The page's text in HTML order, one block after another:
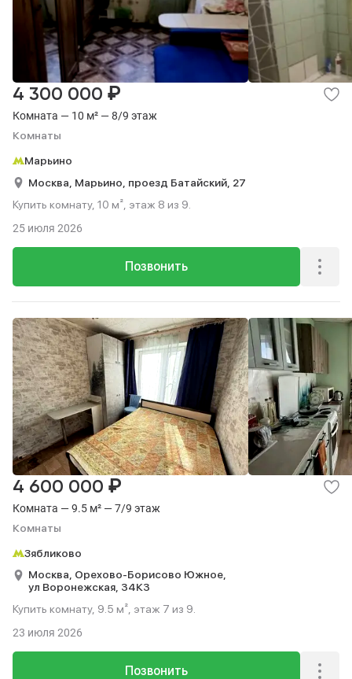
Комната — 10 м² — 8/9 этаж
Комнаты
4 300 000 ₽
Марьино
Москва, Марьино, проезд Батайский, 27
Купить комнату, 10 м², этаж 8 из 9.
Позвонить
25 июля 2026
Комната — 9.5 м² — 7/9 этаж
Комнаты
4 600 000 ₽
Зябликово
Москва, Орехово-Борисово Южное,
ул Воронежская, 34К3
Купить комнату, 9.5 м², этаж 7 из 9.
Позвонить
23 июля 2026